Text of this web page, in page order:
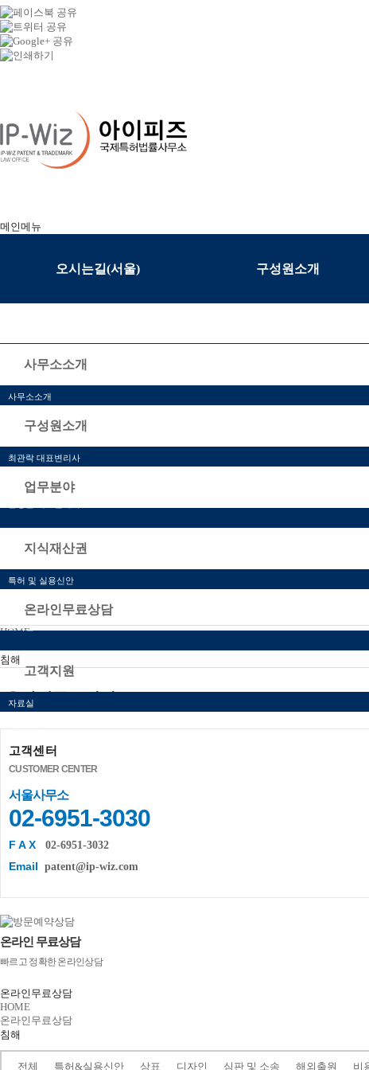
메인메뉴
오시는길(서울) 구성원소개
사무소소개
사무소소개
오시는 길
구성원소개
최관락 대표변리사
송인호 대표변리사
업무분야
지식재산권
특허 및 실용신안
디자인
온라인무료상담
고객지원
자료실
HOME
침해
온라인무료상담
고객센터
CUSTOMER CENTER
서울사무소
02-6951-3030
F A X 02-6951-3032
Email patent@ip-wiz.com
온라인 무료상담
빠르고 정확한 온라인상담
온라인무료상담
HOME
온라인무료상담
침해
전체 특허&실용신안 상표 디자인 심판 및 소송 해외출원 비